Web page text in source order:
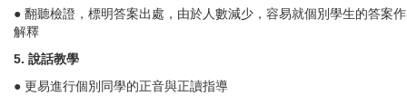
● 翻聽檢證，標明答案出處，由於人數減少，容易就個別學生的答案
解釋
5. 說話教學
● 更易進行個別同學的正音與正讀指導